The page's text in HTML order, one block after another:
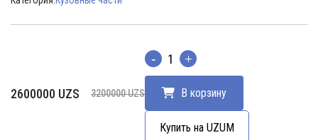
3200000UZS
Первоначальная
2600000 UZS
Текущая
Количество
В корзину
Купить на UZUM